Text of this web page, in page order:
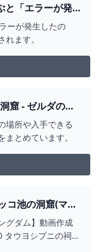
と「エラーが発
」と表示され
ーが発生したの
ます。
ティア
場所や入手できる
とめています。
コ池の洞窟(マヨ
グダム】動画作成
ウヨシプニの祠か